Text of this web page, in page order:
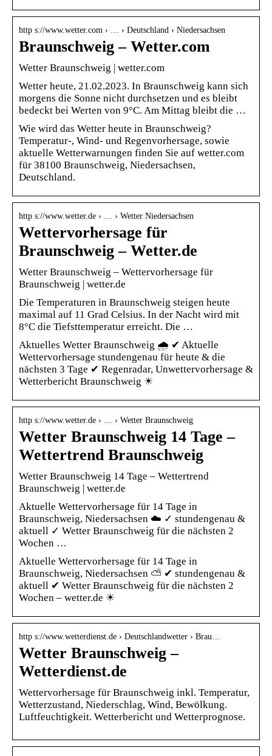
http s://www.wetter.com › … › Deutschland › Niedersachsen
Braunschweig – Wetter.com
Wetter Braunschweig | wetter.com
Wetter heute, 21.02.2023. In Braunschweig kann sich
morgens die Sonne nicht durchsetzen und es bleibt
bedeckt bei Werten von 9°C. Am Mittag bleibt die …
Wie wird das Wetter heute in Braunschweig?
Temperatur-, Wind- und Regenvorhersage, sowie
aktuelle Wetterwarnungen finden Sie auf wetter.com
für 38100 Braunschweig, Niedersachsen,
Deutschland.
http s://www.wetter.de › … › Wetter Niedersachsen
Wettervorhersage für
Braunschweig – Wetter.de
Wetter Braunschweig – Wettervorhersage für
Braunschweig | wetter.de
Die Temperaturen in Braunschweig steigen heute
maximal auf 11 Grad Celsius. In der Nacht wird mit
8°C die Tiefsttemperatur erreicht. Die …
Aktuelles Wetter Braunschweig 🌧️ ✔ Aktuelle
Wettervorhersage stundengenau für heute & die
nächsten 3 Tage ✔ Regenradar, Unwettervorhersage &
Wetterbericht Braunschweig ☀
http s://www.wetter.de › … › Wetter Braunschweig
Wetter Braunschweig 14 Tage –
Wettertrend Braunschweig
Wetter Braunschweig 14 Tage – Wettertrend
Braunschweig | wetter.de
Aktuelle Wettervorhersage für 14 Tage in
Braunschweig, Niedersachsen ☁️ ✓ stundengenau &
aktuell ✓ Wetter Braunschweig für die nächsten 2
Wochen …
Aktuelle Wettervorhersage für 14 Tage in
Braunschweig, Niedersachsen ⛅ ✔ stundengenau &
aktuell ✔ Wetter Braunschweig für die nächsten 2
Wochen – wetter.de ☀
http s://www.wetterdienst.de › Deutschlandwetter › Brau…
Wetter Braunschweig –
Wetterdienst.de
Wettervorhersage für Braunschweig inkl. Temperatur,
Wetterzustand, Niederschlag, Wind, Bewölkung.
Luftfeuchtigkeit. Wetterbericht und Wetterprognose.